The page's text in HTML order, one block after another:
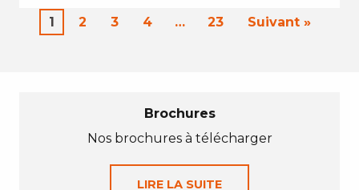
1 2 3 4 … 23 Suivant »
Brochures
Nos brochures à télécharger
LIRE LA SUITE